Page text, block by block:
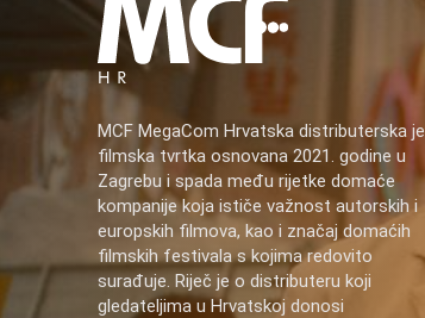
MCF MegaCom Hrvatska distributerska je
filmska tvrtka osnovana 2021. godine u
Zagrebu i spada među rijetke domaće
kompanije koja ističe važnost autorskih i
europskih filmova, kao i značaj domaćih
filmskih festivala s kojima redovito
surađuje. Riječ je o distributeru koji
gledateljima u Hrvatskoj donosi